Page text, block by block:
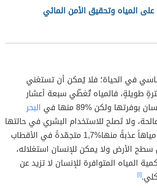
المياه وتحقيق الأمن المائي
في الحياة؛ فلا يُمكن أن تستغني
طويلةٍ، فالمياه تُغطّي سبعة أعشار
ولكن ‏89%‏ منها في
البحر
ولا تَصلح للاستخدام البشري في حالتها
الطبيعيّة، ويبقي‏2%‏ مياهاً عذبةً منها‏1,7%‏ متجمّدةً في الأقطاب
الأرض ولا يمكن للإنسان استغلاله،
المياه المتوافرة للإنسان لا تزيد عن
[١]